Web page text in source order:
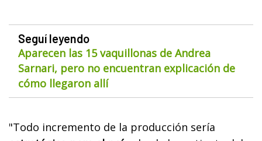
Seguí leyendo
Aparecen las 15 vaquillonas de Andrea
Sarnari, pero no encuentran explicación de
cómo llegaron allí
"Todo incremento de la producción sería